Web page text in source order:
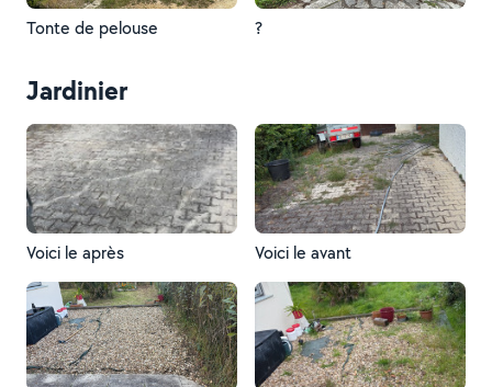
Tonte de pelouse ?
Jardinier
Voici le après Voici le avant